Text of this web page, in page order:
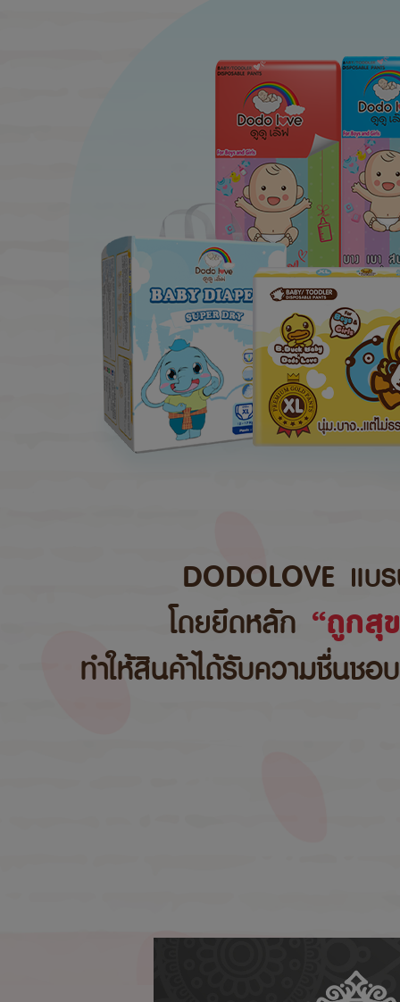
DODOLOVE แบ
โดยยึดหลัก “ถูกสุ
ทำให้สินค้าได้รับความชื่นช